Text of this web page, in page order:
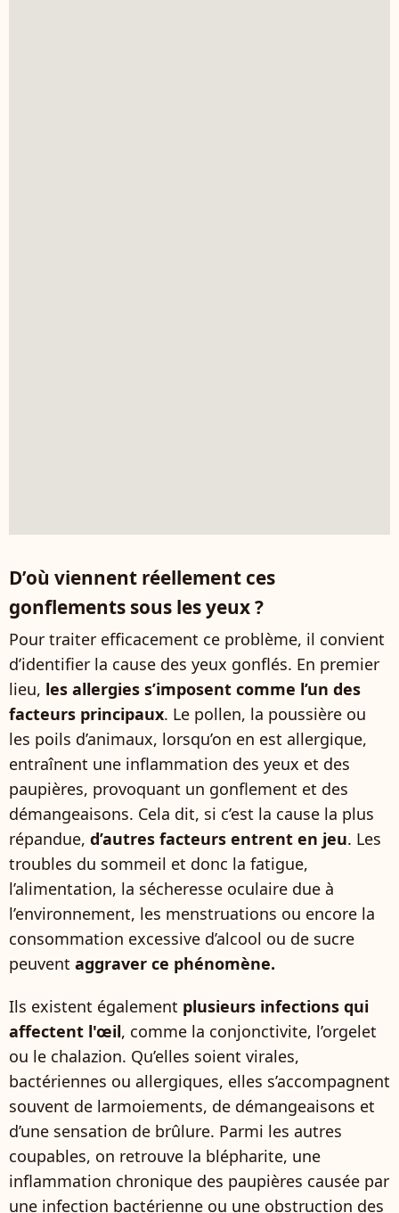
D’où viennent réellement ces
gonflements sous les yeux ?
Pour traiter efficacement ce problème, il convient
d’identifier la cause des yeux gonflés. En premier
lieu, les allergies s’imposent comme l’un des
facteurs principaux. Le pollen, la poussière ou
les poils d’animaux, lorsqu’on en est allergique,
entraînent une inflammation des yeux et des
paupières, provoquant un gonflement et des
démangeaisons. Cela dit, si c’est la cause la plus
répandue, d’autres facteurs entrent en jeu. Les
troubles du sommeil et donc la fatigue,
l’alimentation, la sécheresse oculaire due à
l’environnement, les menstruations ou encore la
consommation excessive d’alcool ou de sucre
peuvent aggraver ce phénomène.
Ils existent également plusieurs infections qui
affectent l'œil, comme la conjonctivite, l’orgelet
ou le chalazion. Qu’elles soient virales,
bactériennes ou allergiques, elles s’accompagnent
souvent de larmoiements, de démangeaisons et
d’une sensation de brûlure. Parmi les autres
coupables, on retrouve la blépharite, une
inflammation chronique des paupières causée par
une infection bactérienne ou une obstruction des